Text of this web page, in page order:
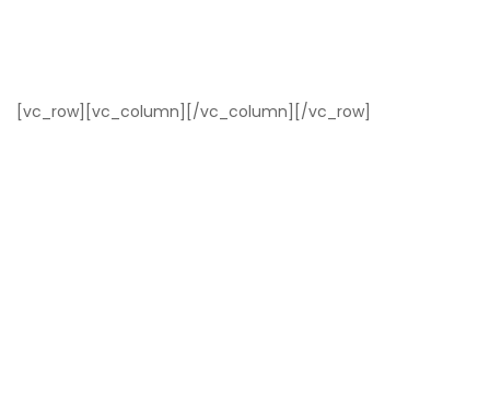
[vc_row][vc_column][/vc_column][/vc_row]